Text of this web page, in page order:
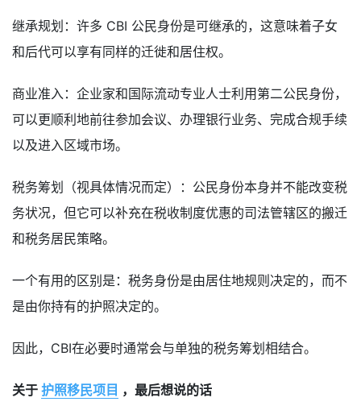
继承规划：许多 CBI 公民身份是可继承的，这意味着子女
和后代可以享有同样的迁徙和居住权。
商业准入：企业家和国际流动专业人士利用第二公民身份，
可以更顺利地前往参加会议、办理银行业务、完成合规手续
以及进入区域市场。
税务筹划（视具体情况而定）：公民身份本身并不能改变税
务状况，但它可以补充在税收制度优惠的司法管辖区的搬迁
和税务居民策略。
一个有用的区别是：税务身份是由居住地规则决定的，而不
是由你持有的护照决定的。
因此，CBI在必要时通常会与单独的税务筹划相结合。
关于 护照移民项目 ，最后想说的话